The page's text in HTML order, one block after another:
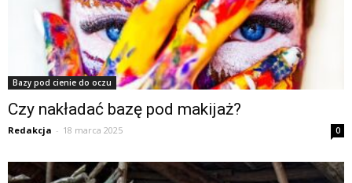
Bazy pod cienie do oczu
Czy nakładać bazę pod makijaż?
Redakcja - 18 marca 2025 0